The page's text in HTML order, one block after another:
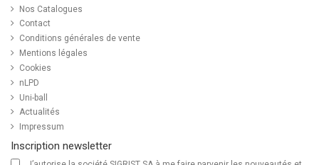
Nos Catalogues
Contact
Conditions générales de vente
Mentions légales
Cookies
nLPD
Uni-ball
Actualités
Impressum
Inscription newsletter